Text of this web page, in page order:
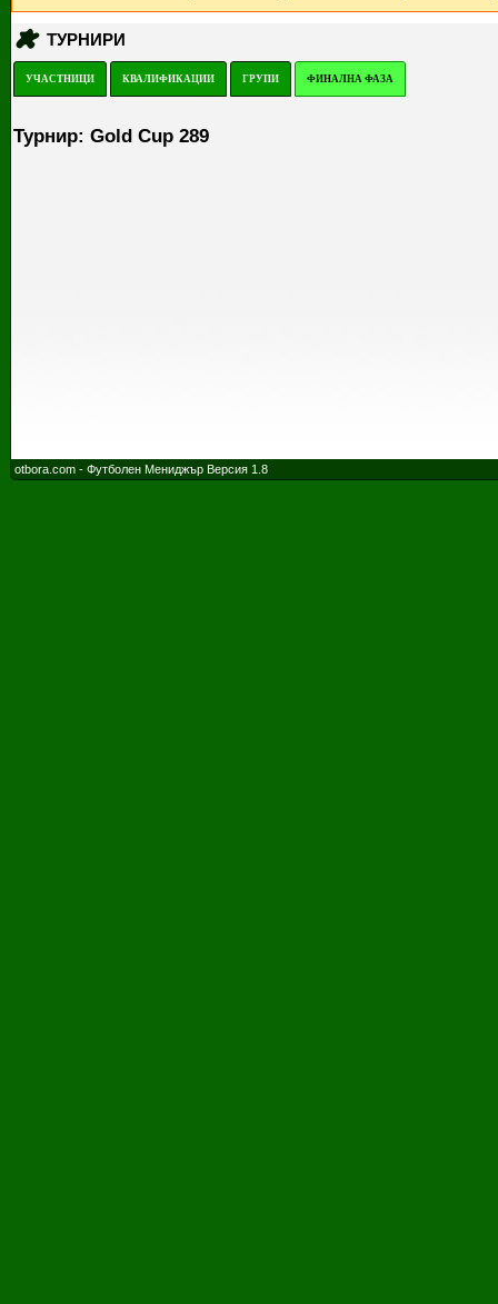
ТУРНИРИ
УЧАСТНИЦИ КВАЛИФИКАЦИИ ГРУПИ ФИНАЛНА ФАЗА
Турнир: Gold Cup 289
otbora.com - Футболен Мениджър Версия 1.8